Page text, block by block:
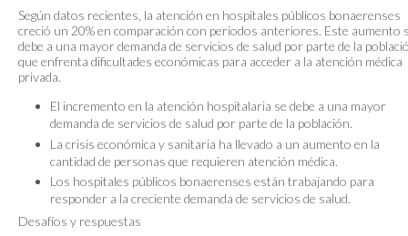
Según datos recientes, la atención en hospitales públicos bonaerenses
creció un 20% en comparación con períodos anteriores. Este aumento
debe a una mayor demanda de servicios de salud por parte de la
que enfrenta dificultades económicas para acceder a la atención médica
privada.
El incremento en la atención hospitalaria se debe a una mayor
demanda de servicios de salud por parte de la población.
La crisis económica y sanitaria ha llevado a un aumento en la
cantidad de personas que requieren atención médica.
Los hospitales públicos bonaerenses están trabajando para
responder a la creciente demanda de servicios de salud.
Desafíos y respuestas